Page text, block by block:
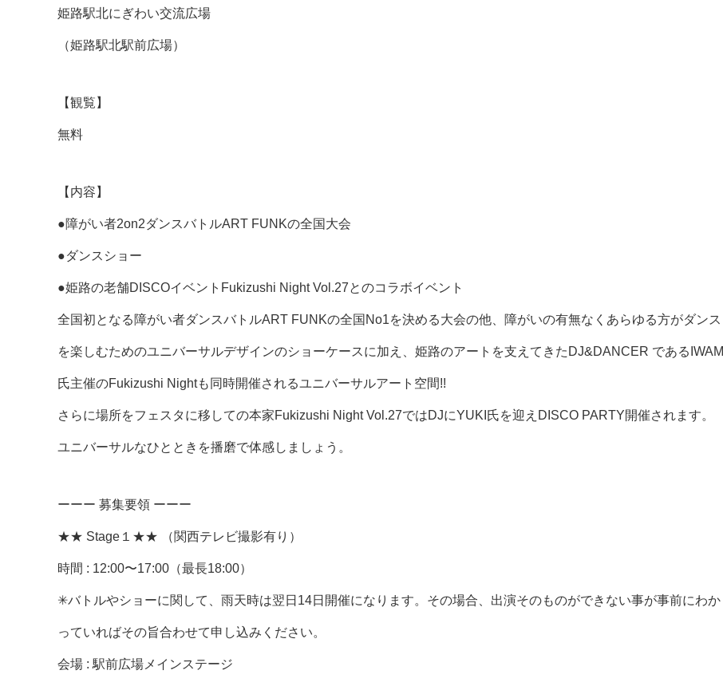
姫路駅北にぎわい交流広場
（姫路駅北駅前広場）
【観覧】
無料
【内容】
●障がい者2on2ダンスバトルART FUNKの全国大会
●ダンスショー
●姫路の老舗DISCOイベントFukizushi Night Vol.27とのコラボイベント
全国初となる障がい者ダンスバトルART FUNKの全国No1を決める大会の他、障がいの有無なくあらゆる方がダンス
を楽しむためのユニバーサルデザインのショーケースに加え、姫路のアートを支えてきたDJ&DANCER であるIWAMI
氏主催のFukizushi Nightも同時開催されるユニバーサルアート空間!!
さらに場所をフェスタに移しての本家Fukizushi Night Vol.27ではDJにYUKI氏を迎えDISCO PARTY開催されます。
ユニバーサルなひとときを播磨で体感しましょう。
ーーー 募集要領 ーーー
★★ Stage１★★ （関西テレビ撮影有り）
時間 : 12:00〜17:00（最長18:00）
✳︎バトルやショーに関して、雨天時は翌日14日開催になります。その場合、出演そのものができない事が事前にわか
っていればその旨合わせて申し込みください。
会場 : 駅前広場メインステージ